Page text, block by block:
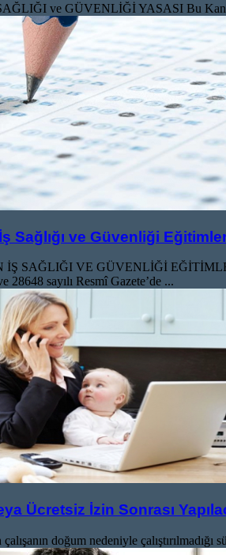
ve GÜVENLİĞİ YASASI Bu
Sağlığı ve Güvenliği
İŞ SAĞLIĞI VE GÜVENLİĞİ
28648 sayılı Resmî Gazete’de ...
Ücretsiz İzin Sonrası
doğum nedeniyle